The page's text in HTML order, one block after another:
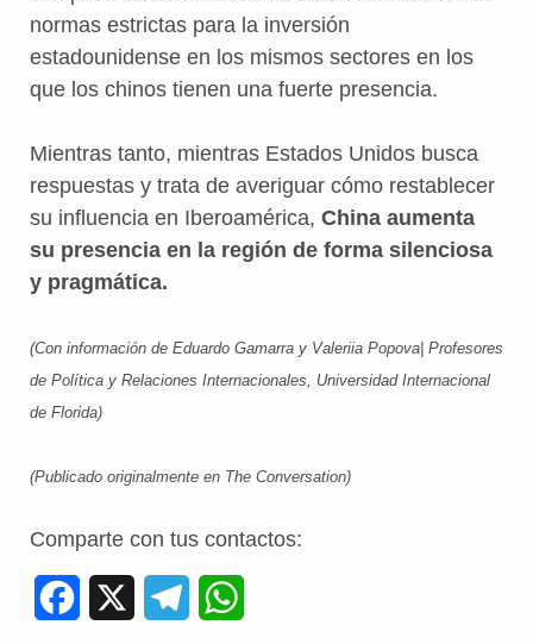
normas estrictas para la inversión
estadounidense en los mismos sectores en los
que los chinos tienen una fuerte presencia.
Mientras tanto, mientras Estados Unidos busca
respuestas y trata de averiguar cómo restablecer
su influencia en Iberoamérica, China aumenta
su presencia en la región de forma silenciosa
y pragmática.
(Con información de Eduardo Gamarra y Valeriia Popova| Profesores
de Política y Relaciones Internacionales, Universidad Internacional
de Florida)
(Publicado originalmente en The Conversation)
Comparte con tus contactos: